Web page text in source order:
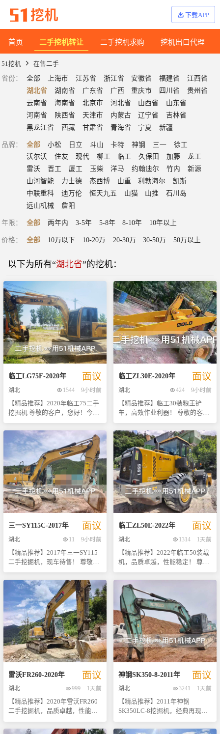
下载APP
首页 二手挖机转让 二手挖机求购 挖机出口代理
51挖机 在售二手
省份 ： 全部 上海市 江苏省 浙江省 安徽省 福建省
江西省
湖北省
湖南省 广东省 广西 重庆市 四川省
贵州省
云南省
海南省 北京市 河北省 山西省
山东省
河南省
陕西省 天津市 内蒙古 辽宁省
吉林省
黑龙江省
西藏 甘肃省 青海省 宁夏 新疆
品牌 ： 全部 小松 日立 斗山 卡特 神钢 三一
徐工
沃尔沃
住友 现代 柳工 临工 久保田 加藤
龙工
雷沃
晋工 厦工 玉柴 洋马 约翰迪尔 竹内
新源
山河智能
力士德 杰西博 山重 利勃海尔
凯斯
中联重科
迪万伦 恒天九五 山猫 山推
石川岛
远山机械
詹阳
年限 ： 全部 两年内 3-5年 5-8年 8-10年 10年以上
价格 ： 全部 10万以下 10-20万 20-30万 30-50万 50万以上
以下为所有“湖北省”的挖机：
临工LG75F-2020年 面议
湖北 1544
9小时前
【精品推荐】2020年临工75二手
挖掘机 尊敬的客户，您好！今天
为您特别推荐一款市场口碑极
佳、性价比超高的二手挖掘机
——2020年产山东临工LG75-9小
型液压挖掘机。这台设备自出厂
以来一直保持良好运行状态，累
计工作时长适中，经过专业团队
严格检测与维护保养，确保各项
性能指标均达到优良标准。 作为
国内知名工程机械品牌之一，临
工以其卓越品质和可靠性能赢得
了广大用户信赖。本款75型号挖
掘机采用高效节能发动机，动力
构设计保证了整机稳定性和耐用
度；宽敞舒适的驾驶室配置先进
操作系统，极大提升了操作员的
工作效率与舒适度。 此外，我们
还提供全面周到的售后服务支
持，包括但不限于免费送货上门
（限部分地区）、一年内非人为
损坏保修等优惠条件。选择我们
的产品，就是选择了安心与放
心！ 机会难得，欢迎各位新老顾
客来电咨询或实地考察洽谈合作
事宜。期待您的光临！ 注：以上
信息仅供参考，请以实际看车情
况为准。
临工ZL30E-2020年 面议
湖北 424
9小时前
【精品推荐】临工30装粮王铲
车，高效作业利器！ 尊敬的客户
们，您好！我们荣幸地向您推荐
这款性能卓越、品质可靠的临工
30装粮王铲车。该设备专为农业
及轻型工业环境设计，以其出色
的装载能力和灵活的操作性赢得
了市场的广泛好评。 - **卸载高
度**：本款铲车的最大卸载高度
可达4.5米，无论是堆垛还是装卸
都能轻松应对，极大提升了工作
效率。 - **车况介绍**：这台二
手铲车保持了非常好的工作状
态，经过专业团队细致检查与维
运行水平。 - **现货供应**：目
前此款设备已在本地仓库备货充
足，可随时安排看车试驾，让您
快速拥有心仪的装备。 - **性价
比高**：考虑到其优良的工作性
能和合理的售价，对于追求效率
与成本控制并重的用户来说，绝
对是物超所值的选择。 欢迎各位
有意向的朋友前来实地考察体
验，相信它定能满足您的需求。
数量有限，先到先得，喜欢就赶
快行动吧！我们将竭诚为您服
务，期待与您的合作！
三一SY115C-2017年 面议
湖北 11
9小时前
【精品推荐】2017年三一SY115
二手挖掘机，现车待售！ 尊敬的
客户您好， 我们非常荣幸地向您
推荐这款2017年产的三一SY115
二手挖掘机。作为市场上备受好
评的小型挖掘机之一，它不仅拥
有卓越的工作性能，而且在维护
保养方面也表现得十分出色。 本
台设备目前位于现场，由原车主
一手持有至今，使用过程中得到
了良好的照料与定期的专业保
养，确保了其机械状态良好。我
们已经准备好了详尽的第一手资
料供您参考，包括但不限于高清
能够全方位了解这台挖机的具体
情况。 对于追求高效作业、低成
本运营的朋友来说，这款三一
SY115绝对是一个不可多得的选
择。无论是城市改造项目还是农
临工ZL50E-2022年 面议
湖北 1314
1天前
【精品推荐】2022年临工50装载
机，品质卓越，性能稳定！ 尊敬
的客户： 我们很高兴向您推荐这
款2022年生产的临工50型装载
机。作为国内工程机械行业的佼
佼者之一，临工品牌以其可靠的
质量和高效的作业能力赢得了广
大用户的信赖与好评。此款50装
载机更是集成了临工多年的技术
沉淀与创新成果，无论是从动力
系统、操控性还是耐用度方面都
表现得极为出色。 - **强劲动力
**：采用高效节能发动机，确保
在各种复杂工况下都能提供充沛
人性化设计的操作界面让驾驶更
加轻松自如，即使是初次使用者
也能快速上手。 - **坚固耐用
**：关键部件选用优质材料制造
而成，经过严格测试验证其长寿
雷沃FR260-2020年 面议
湖北 999
1天前
【精品推荐】2020年雷沃FR260
二手挖掘机，品质卓越，性能稳
定！ 尊敬的客户们，现在向您隆
重推荐一款来自雷沃重工的经典
神钢SK350-8-2011年 面议
湖北 3241
1天前
【精品推荐】2011年神钢
SK350LC-8挖掘机，经典再现，
性能卓越！ 尊敬的客户您好， 我
们很高兴向您推荐这款经过精心